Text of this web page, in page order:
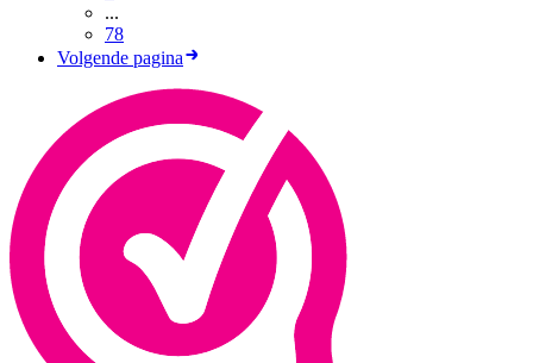
...
78
Volgende pagina